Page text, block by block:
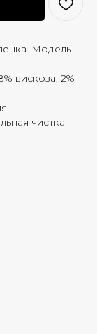
Модель
вискоза, 2%
чистка